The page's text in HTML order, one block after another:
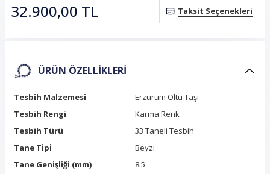
32.900,00 TL Taksit Seçenekleri
ÜRÜN ÖZELLIKLERI
Tesbih Malzemesi
Erzurum Oltu Taşı
Tesbih Rengi
Karma Renk
Tesbih Türü
33 Taneli Tesbih
Tane Tipi
Beyzi
Tane Genişliği (mm)
8.5